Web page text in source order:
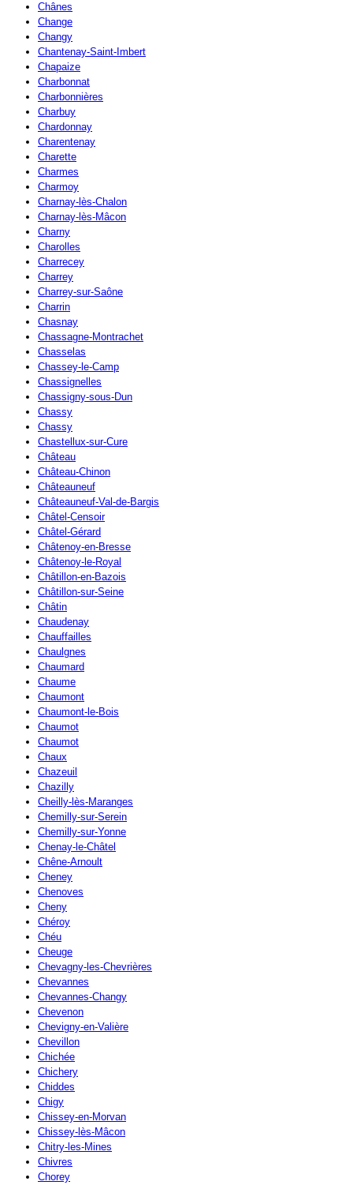
Chânes
Change
Changy
Chantenay-Saint-Imbert
Chapaize
Charbonnat
Charbonnières
Charbuy
Chardonnay
Charentenay
Charette
Charmes
Charmoy
Charnay-lès-Chalon
Charnay-lès-Mâcon
Charny
Charolles
Charrecey
Charrey
Charrey-sur-Saône
Charrin
Chasnay
Chassagne-Montrachet
Chasselas
Chassey-le-Camp
Chassignelles
Chassigny-sous-Dun
Chassy
Chassy
Chastellux-sur-Cure
Château
Château-Chinon
Châteauneuf
Châteauneuf-Val-de-Bargis
Châtel-Censoir
Châtel-Gérard
Châtenoy-en-Bresse
Châtenoy-le-Royal
Châtillon-en-Bazois
Châtillon-sur-Seine
Châtin
Chaudenay
Chauffailles
Chaulgnes
Chaumard
Chaume
Chaumont
Chaumont-le-Bois
Chaumot
Chaumot
Chaux
Chazeuil
Chazilly
Cheilly-lès-Maranges
Chemilly-sur-Serein
Chemilly-sur-Yonne
Chenay-le-Châtel
Chêne-Arnoult
Cheney
Chenoves
Cheny
Chéroy
Chéu
Cheuge
Chevagny-les-Chevrières
Chevannes
Chevannes-Changy
Chevenon
Chevigny-en-Valière
Chevillon
Chichée
Chichery
Chiddes
Chigy
Chissey-en-Morvan
Chissey-lès-Mâcon
Chitry-les-Mines
Chivres
Chorey